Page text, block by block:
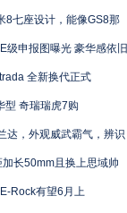
8七座设计，能像GS8那
级申报图曝光 豪华感依旧
全新换代正式
型 奇瑞瑞虎7购
达，外观威武霸气，辨识
长50mm且换上思域帅
Rock有望6月上